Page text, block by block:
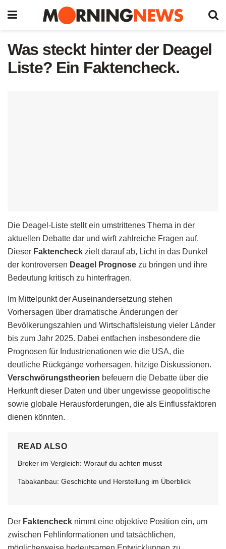
Was steckt hinter der Deagel
Liste? Ein Faktencheck.
Die Deagel-Liste stellt ein umstrittenes Thema in der
aktuellen Debatte dar und wirft zahlreiche Fragen auf.
Dieser Faktencheck zielt darauf ab, Licht in das Dunkel
der kontroversen Deagel Prognose zu bringen und ihre
Bedeutung kritisch zu hinterfragen.
Im Mittelpunkt der Auseinandersetzung stehen
Vorhersagen über dramatische Änderungen der
Bevölkerungszahlen und Wirtschaftsleistung vieler Länder
bis zum Jahr 2025. Dabei entfachen insbesondere die
Prognosen für Industrienationen wie die USA, die
deutliche Rückgänge vorhersagen, hitzige Diskussionen.
Verschwörungstheorien befeuern die Debatte über die
Herkunft dieser Daten und über ungewisse geopolitische
sowie globale Herausforderungen, die als Einflussfaktoren
dienen könnten.
READ ALSO
Broker im Vergleich: Worauf du achten musst
Tabakanbau: Geschichte und Herstellung im Überblick
Der Faktencheck nimmt eine objektive Position ein, um
zwischen Fehlinformationen und tatsächlichen,